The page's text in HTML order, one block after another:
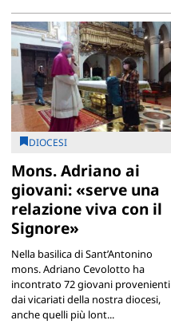
DIOCESI
Mons. Adriano ai
giovani: «serve una
relazione viva con il
Signore»
Nella basilica di Sant’Antonino
mons. Adriano Cevolotto ha
incontrato 72 giovani provenienti
dai vicariati della nostra diocesi,
anche quelli più lont...